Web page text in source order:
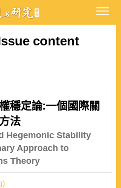
content
穩定論:一個國際關
法
Hegemonic Stability
Approach to
Theory